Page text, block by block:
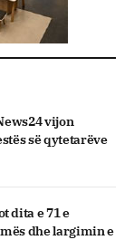
vijon
së qytetarëve
dita e 71 e
dhe largimin e